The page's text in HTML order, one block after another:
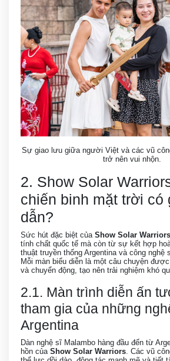
Sự giao lưu giữa người Việt và các vũ
trở nên vui nhộn.
2. Show Solar
chiến binh mặt trời có
dẫn?
Sức hút đặc biệt của Show Solar Warriors
tính chất quốc tế mà còn từ sự kết hợp
thuật truyền thống Argentina và công nghệ
Mỗi màn biểu diễn là một câu chuyện
và chuyển động, tạo nên trải nghiệm khó
2.1. Màn trình diễn ấn
tham gia của những
Argentina
Dàn nghệ sĩ Malambo hàng đầu đến từ
hồn của Show Solar Warriors . Các vũ